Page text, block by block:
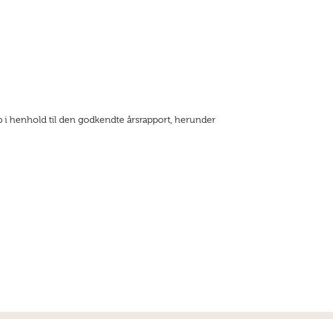
henhold til den godkendte årsrapport, herunder